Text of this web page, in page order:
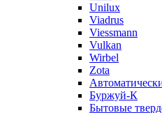
Unilux
Viadrus
Viessmann
Vulkan
Wirbel
Zota
Буржуй-К
Бытовые